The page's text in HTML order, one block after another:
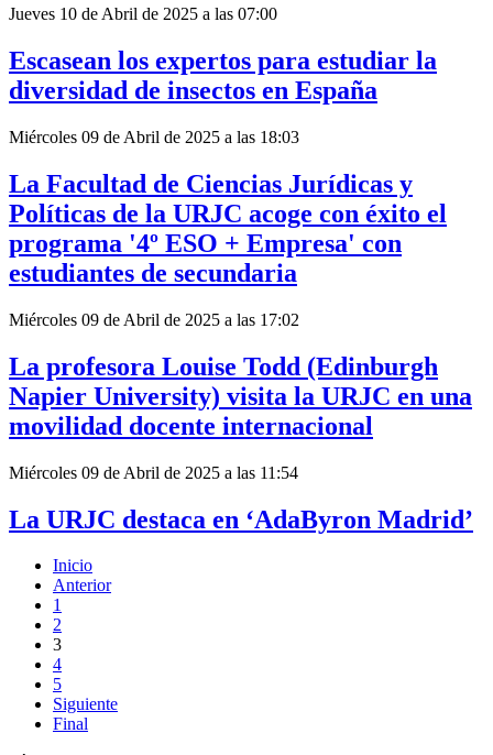
Jueves 10 de Abril de 2025 a las 07:00
Escasean los expertos para estudiar la
diversidad de insectos en España
Miércoles 09 de Abril de 2025 a las 18:03
La Facultad de Ciencias Jurídicas y
Políticas de la URJC acoge con éxito el
programa '4º ESO + Empresa' con
estudiantes de secundaria
Miércoles 09 de Abril de 2025 a las 17:02
La profesora Louise Todd (Edinburgh
Napier University) visita la URJC en una
movilidad docente internacional
Miércoles 09 de Abril de 2025 a las 11:54
La URJC destaca en ‘AdaByron Madrid’
Inicio
Anterior
1
2
3
4
5
Siguiente
Final